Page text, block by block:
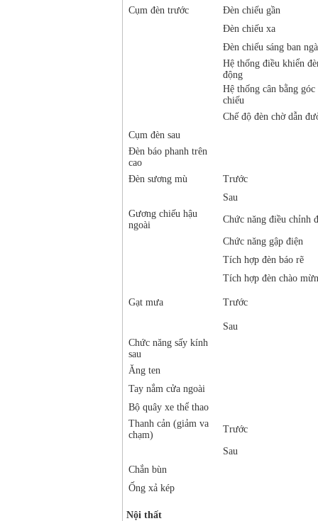
Cụm đèn trước
Đèn chiếu gần
Đèn chiếu xa
Đèn chiếu sáng ban
Hệ thống điều khiển
động
Hệ thống cân bằng góc
chiếu
Chế độ đèn chờ dẫn
Cụm đèn sau
Đèn báo phanh trên
cao
Đèn sương mù
Trước
Sau
Gương chiếu hậu
ngoài
Chức năng điều chỉnh
Chức năng gập điện
Tích hợp đèn báo rẽ
Tích hợp đèn chào
Gạt mưa Trước
Sau
Chức năng sấy kính
sau
Ăng ten
Tay nắm cửa ngoài
Bộ quây xe thể thao
Thanh cản (giảm va
chạm)
Trước
Sau
Chắn bùn
Ống xả kép
Nội thất